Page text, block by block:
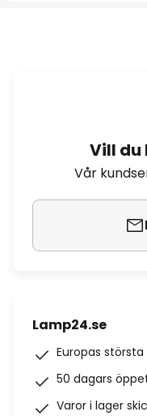
Vill du
Vår
Lamp24.se
Europas
50 dagars
Varor i lager